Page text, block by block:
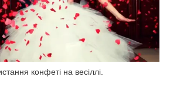
конфеті на весіллі.